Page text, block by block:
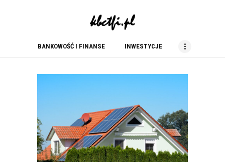
BANKOWOŚĆ I FINANSE INWESTYCJE
kbc tfi
blog finansowy
PORADY
PRACA
USŁUGI
ZAKUPY